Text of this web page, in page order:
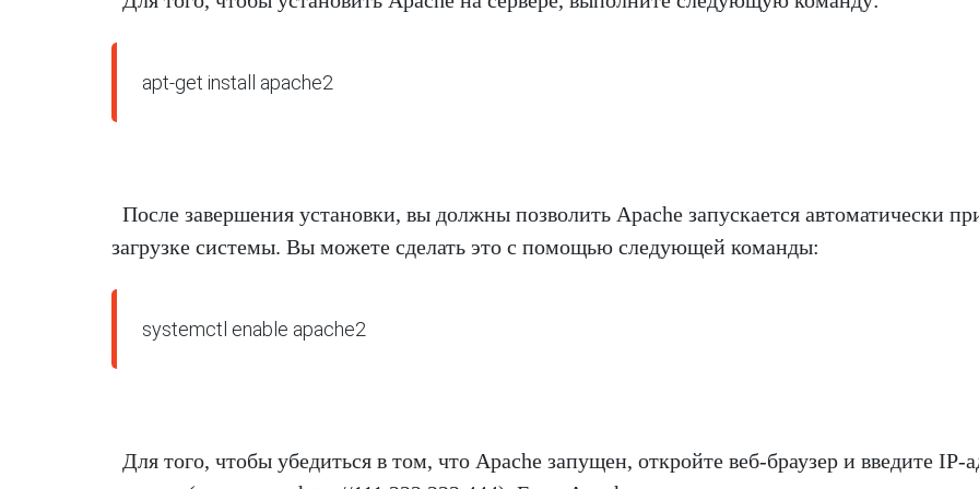
apt-get install apache2
После завершения установки, вы должны позволить Apache запускается автоматически
загрузке системы. Вы можете сделать это с помощью следующей команды:
systemctl enable apache2
Для того, чтобы убедиться в том, что Apache запущен, откройте веб-браузер и введите IP-